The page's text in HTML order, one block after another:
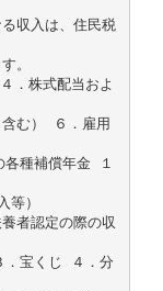
収入は、住民税
。
．株式配当およ
含む） ６．雇用
種補償年金 １
）
者認定の際の収
．宝くじ ４．分